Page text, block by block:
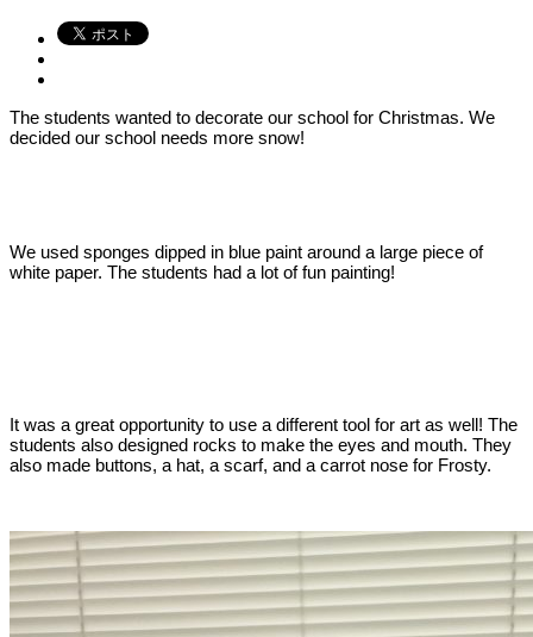
The students wanted to decorate our school for Christmas. We
decided our school needs more snow!
We used sponges dipped in blue paint around a large piece of
white paper. The students had a lot of fun painting!
It was a great opportunity to use a different tool for art as well! The
students also designed rocks to make the eyes and mouth. They
also made buttons, a hat, a scarf, and a carrot nose for Frosty.